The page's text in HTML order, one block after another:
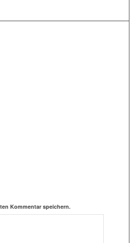
Kommentar speichern.